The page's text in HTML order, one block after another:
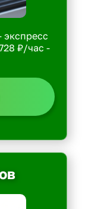
₽/час -